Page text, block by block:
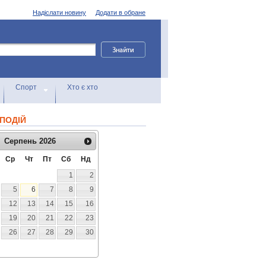
Додати в обране
Надіслати новину
Спорт Хто є хто
Серпень 2026
Ср Чт Пт Сб
Нд
1
2
5 6 7 8
9
12 13 14 15
16
19 20 21 22
23
26 27 28 29
30